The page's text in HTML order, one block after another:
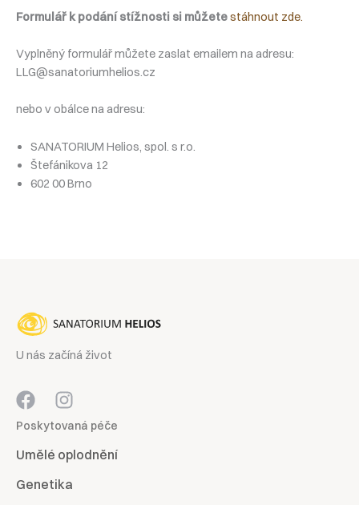
Formulář k podání stížnosti si můžetestáhnout zde.
Vyplněný formulář můžete zaslat emailem na adresu:
LLG@sanatoriumhelios.cz
nebo v obálce na adresu:
SANATORIUM Helios, spol. s r.o.
Štefánikova 12
602 00 Brno
U nás začíná život
Poskytovaná péče
Umělé oplodnění
Genetika